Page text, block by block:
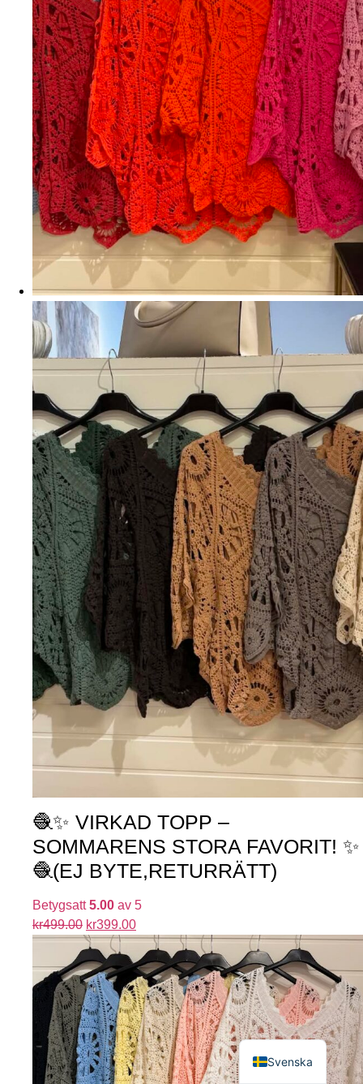
🧶✨ VIRKAD TOPP –
SOMMARENS STORA FAVORIT! ✨
🧶(EJ BYTE,RETURRÄTT)
Betygsatt5.00 av 5
kr499.00 kr399.00
Svenska
English